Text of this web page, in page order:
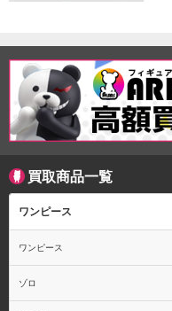
フランキー
ロビン
トラファルガー・ロー
買取商品一覧
ワンピース
ワンピース
ゾロ